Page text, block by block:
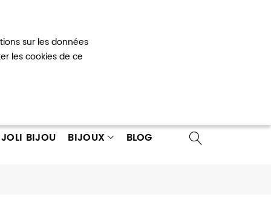
sur les données
les cookies de ce
compte
BIJOU BIJOUX BLOG